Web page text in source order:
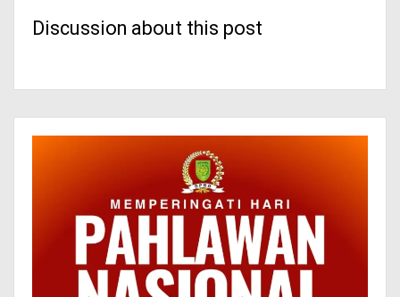
Discussion about this post